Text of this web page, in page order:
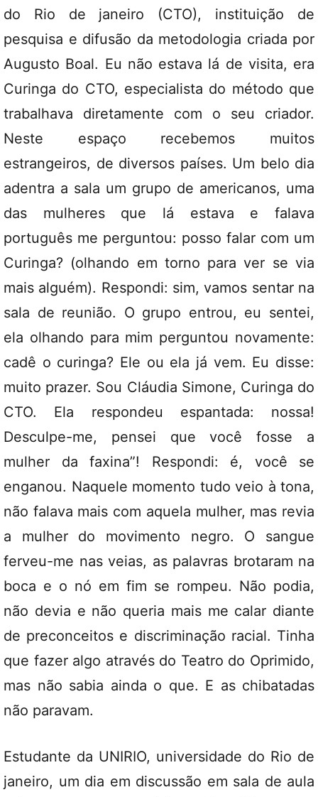
do Rio de janeiro (CTO), instituição de
pesquisa e difusão da metodologia criada por
Augusto Boal. Eu não estava lá de visita, era
Curinga do CTO, especialista do método que
trabalhava diretamente com o seu criador.
Neste espaço recebemos muitos
estrangeiros, de diversos países. Um belo dia
adentra a sala um grupo de americanos, uma
das mulheres que lá estava e falava
português me perguntou: posso falar com um
Curinga? (olhando em torno para ver se via
mais alguém). Respondi: sim, vamos sentar na
sala de reunião. O grupo entrou, eu sentei,
ela olhando para mim perguntou novamente:
cadê o curinga? Ele ou ela já vem. Eu disse:
muito prazer. Sou Cláudia Simone, Curinga do
CTO. Ela respondeu espantada: nossa!
Desculpe-me, pensei que você fosse a
mulher da faxina”! Respondi: é, você se
enganou. Naquele momento tudo veio à tona,
não falava mais com aquela mulher, mas revia
a mulher do movimento negro. O sangue
ferveu-me nas veias, as palavras brotaram na
boca e o nó em fim se rompeu. Não podia,
não devia e não queria mais me calar diante
de preconceitos e discriminação racial. Tinha
que fazer algo através do Teatro do Oprimido,
mas não sabia ainda o que. E as chibatadas
não paravam.
Estudante da UNIRIO, universidade do Rio de
janeiro, um dia em discussão em sala de aula